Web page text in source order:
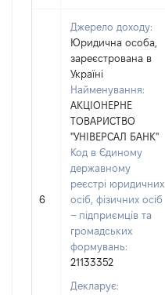
6
Джерело доходу:
Юридична особа,
зареєстрована в
Україні
Найменування:
АКЦІОНЕРНЕ
ТОВАРИСТВО
"УНІВЕРСАЛ БАНК"
Код в Єдиному
державному
реєстрі юридичних
осіб, фізичних осіб
– підприємців та
громадських
формувань:
21133352
Декларує: